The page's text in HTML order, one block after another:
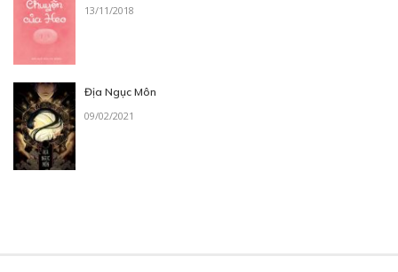
13/11/2018
Địa Ngục Môn
09/02/2021